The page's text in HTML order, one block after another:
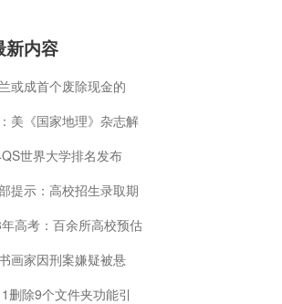
内容
或成首个废除现金的
美《国家地理》杂志解
世界大学排名发布
提示：高校招生录取期
高考：百余所高校预估
画家因刑案嫌疑被悬
删除9个文件夹功能引